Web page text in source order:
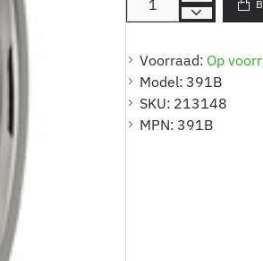
Voorraad: Op
Model: 391B
SKU: 213148
MPN: 391B